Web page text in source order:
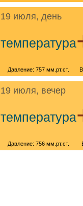
19 июля, день
температура
Давление: 757 мм.рт.ст.
19 июля, вечер
температура
Давление: 756 мм.рт.ст.